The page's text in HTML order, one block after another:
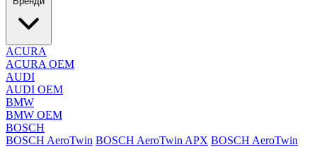
ACURA
ACURA OEM
AUDI
AUDI OEM
BMW
BMW OEM
BOSCH
BOSCH AeroTwin BOSCH AeroTwin APX BOSCH AeroTwin